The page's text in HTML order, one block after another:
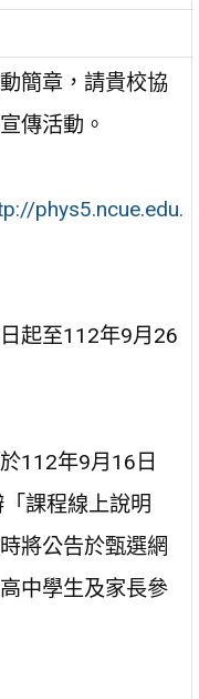
簡章，請貴校協
傳活動。
phys5.ncue.edu.
起至112年9月26
112年9月16日
課程線上說明
將公告於甄選網
中學生及家長參